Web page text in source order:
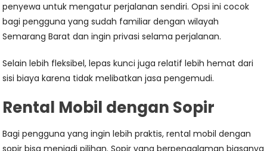
penyewa untuk mengatur perjalanan sendiri. Opsi ini cocok
bagi pengguna yang sudah familiar dengan wilayah
Semarang Barat dan ingin privasi selama perjalanan.
Selain lebih fleksibel, lepas kunci juga relatif lebih hemat dari
sisi biaya karena tidak melibatkan jasa pengemudi.
Rental Mobil dengan Sopir
Bagi pengguna yang ingin lebih praktis, rental mobil dengan
sopir bisa menjadi pilihan. Sopir yang berpengalaman biasanya